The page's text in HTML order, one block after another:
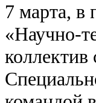
7 марта, в
«Научно-